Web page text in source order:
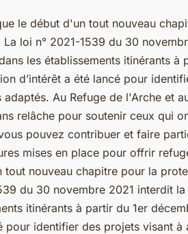
le début d'un tout nouveau
La loi n° 2021-1539 du 30
les établissements itinérants
d’intérêt a été lancé pour
adaptés. Au Refuge de l'Arche et
relâche pour soutenir ceux qui
pouvez contribuer et faire
mises en place pour offrir
tout nouveau chapitre pour la
du 30 novembre 2021 interdit
itinérants à partir du 1er
pour identifier des projets visant